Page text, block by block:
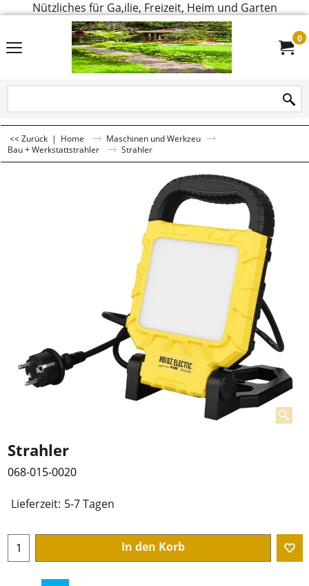
Nützliches für Ga,ilie, Freizeit, Heim und Garten
0
<< Zurück | Home
Maschinen und Werkzeu
Bau + Werkstattstrahler
Strahler
Strahler
068-015-0020
Lieferzeit: 5-7 Tagen
In den Korb